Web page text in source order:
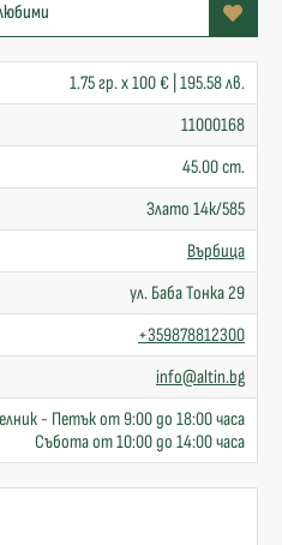
1.75 гр. x 100 € | 195.58 лв.
11000168
45.00 cm.
Злато 14к/585
Върбица
ул. Баба Тонка 29
+359878812300
info@altin.bg
- Петък от 9:00 до 18:00 часа
Събота от 10:00 до 14:00 часа